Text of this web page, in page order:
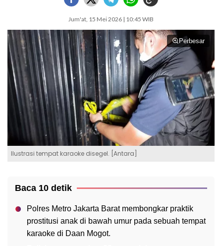
Jum'at, 15 Mei 2026 | 10:45 WIB
Perbesar
Ilustrasi tempat karaoke disegel. [Antara]
Baca 10 detik
Polres Metro Jakarta Barat membongkar praktik
prostitusi anak di bawah umur pada sebuah tempat
karaoke di Daan Mogot.